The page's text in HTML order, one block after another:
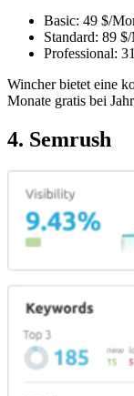
Basic: 49 $/
Standard: 89
Professional:
Wincher bietet eine
Monate gratis bei
4. Semrush